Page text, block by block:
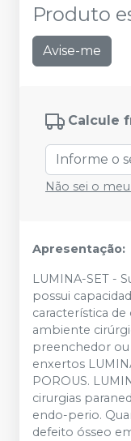
Produto
Avise-me
Calcule
Não sei o
Apresentação:
LUMINA-SET -
possui
característica
ambiente
preenchedor
enxertos
POROUS.
cirurgias
endo-perio.
defeito ósseo